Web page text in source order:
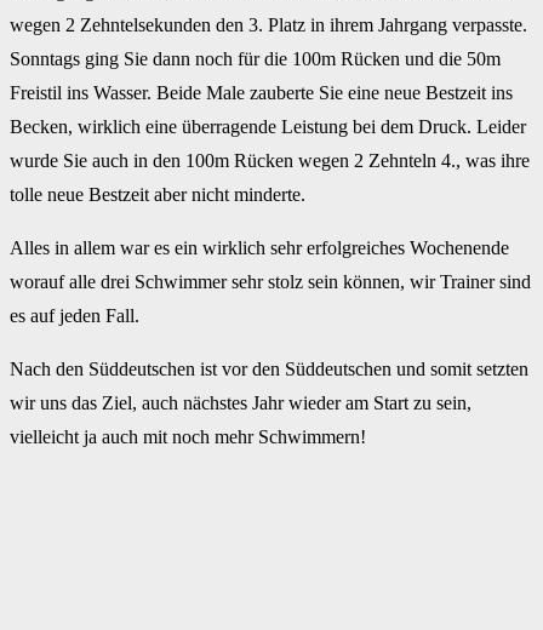
wegen 2 Zehntelsekunden den 3. Platz in ihrem Jahrgang verpasste.
Sonntags ging Sie dann noch für die 100m Rücken und die 50m
Freistil ins Wasser. Beide Male zauberte Sie eine neue Bestzeit ins
Becken, wirklich eine überragende Leistung bei dem Druck. Leider
wurde Sie auch in den 100m Rücken wegen 2 Zehnteln 4., was ihre
tolle neue Bestzeit aber nicht minderte.
Alles in allem war es ein wirklich sehr erfolgreiches Wochenende
worauf alle drei Schwimmer sehr stolz sein können, wir Trainer sind
es auf jeden Fall.
Nach den Süddeutschen ist vor den Süddeutschen und somit setzten
wir uns das Ziel, auch nächstes Jahr wieder am Start zu sein,
vielleicht ja auch mit noch mehr Schwimmern!